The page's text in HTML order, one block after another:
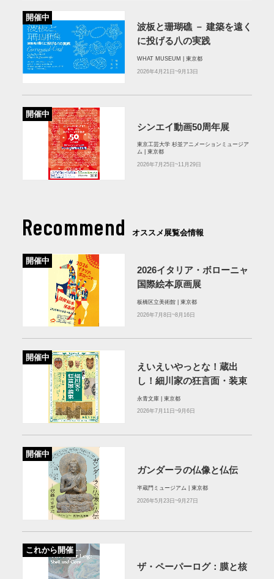
開催中
波板と珊瑚礁 － 建築を遠く
に投げる八の実践
WHAT MUSEUM | 東京都
2026年4月21日~9月13日
開催中
シンエイ動画50周年展
東京工芸大学 杉並アニメーションミュージア
ム | 東京都
2026年7月25日~11月29日
Recommend オススメ展覧会情報
開催中
2026イタリア・ボローニャ
国際絵本原画展
板橋区立美術館 | 東京都
2026年7月8日~8月16日
開催中
えいえいやっとな！蔵出
し！細川家の狂言面・装束
永青文庫 | 東京都
2026年7月11日~9月6日
開催中
ガンダーラの仏像と仏伝
半蔵門ミュージアム | 東京都
2026年5月23日~9月27日
これから開催
ザ・ペーパーログ：膜と核